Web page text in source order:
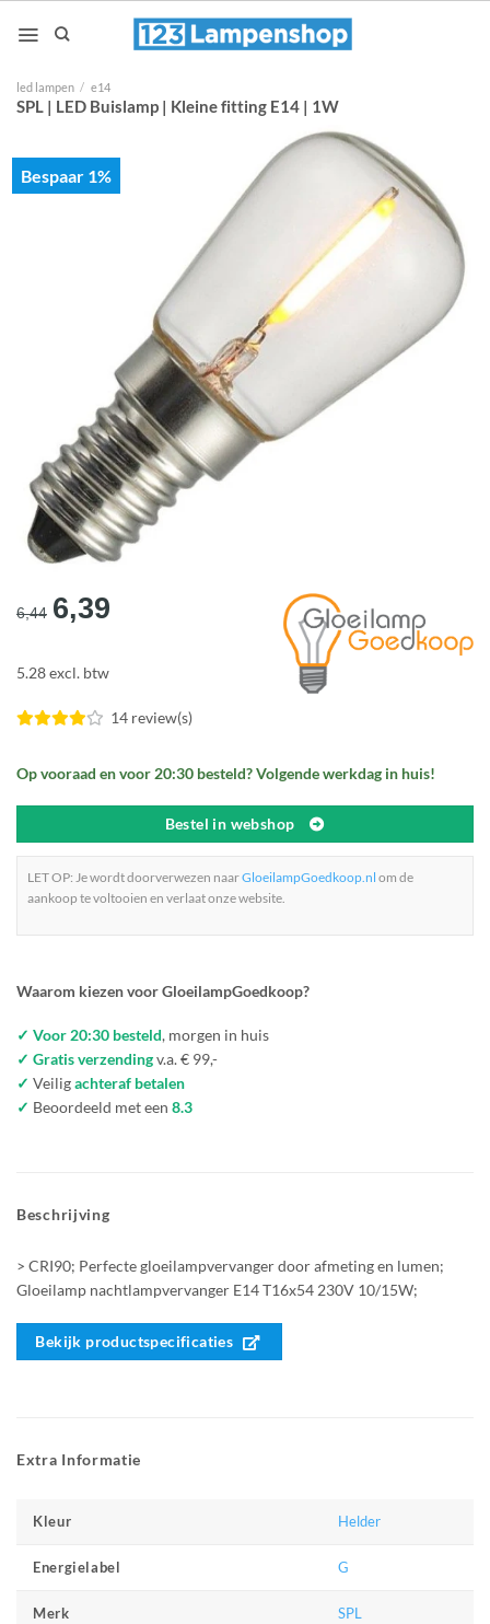
naar
led lampen / e14
SPL | LED Buislamp | Kleine fitting E14 | 1W
Bespaar 1%
6,44 Oorspronkelijke
prijs
was:
6,39
5.28 excl. btw
14 review(s)
Op vooraad en voor 20:30 besteld? Volgende werkdag in huis!
Bestel in webshop
LET OP: Je wordt doorverwezen naarGloeilampGoedkoop.nl om de
aankoop te voltooien en verlaat onze website.
Waarom kiezen voor GloeilampGoedkoop?
✓ Voor 20:30 besteld, morgen in huis
✓ Gratis verzendingv.a. € 99,-
✓ Veiligachteraf betalen
✓ Beoordeeld met een 8.3
Beschrijving
> CRI90; Perfecte gloeilampvervanger door afmeting en lumen;
Gloeilamp nachtlampvervanger E14 T16x54 230V 10/15W;
Bekijk productspecificaties
Extra Informatie
Kleur Helder
Energielabel G
Merk SPL